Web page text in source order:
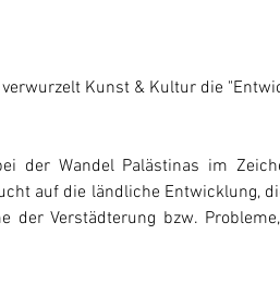
Kunst & Kultur die
der Wandel Palästinas im
auf die ländliche Entwicklung,
der Verstädterung bzw.